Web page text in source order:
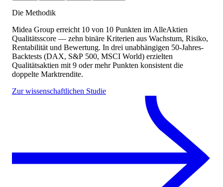
Die Methodik
Midea Group erreicht 10 von 10 Punkten im AlleAktien
Qualitätsscore — zehn binäre Kriterien aus Wachstum, Risiko,
Rentabilität und Bewertung. In drei unabhängigen 50-Jahres-
Backtests (DAX, S&P 500, MSCI World) erzielten
Qualitätsaktien mit 9 oder mehr Punkten konsistent die
doppelte Marktrendite.
Zur wissenschaftlichen Studie